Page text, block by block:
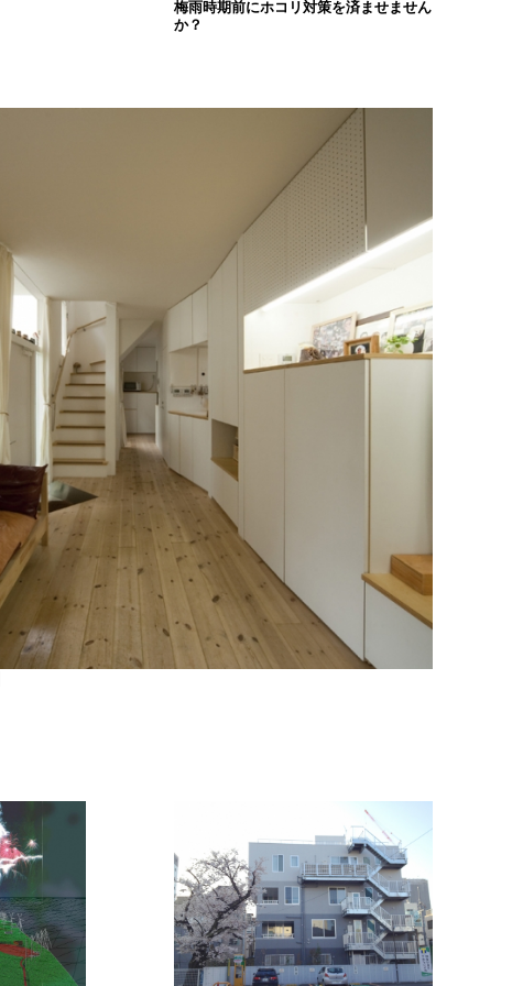
梅雨時期前にホコリ対策を済ませません
か？